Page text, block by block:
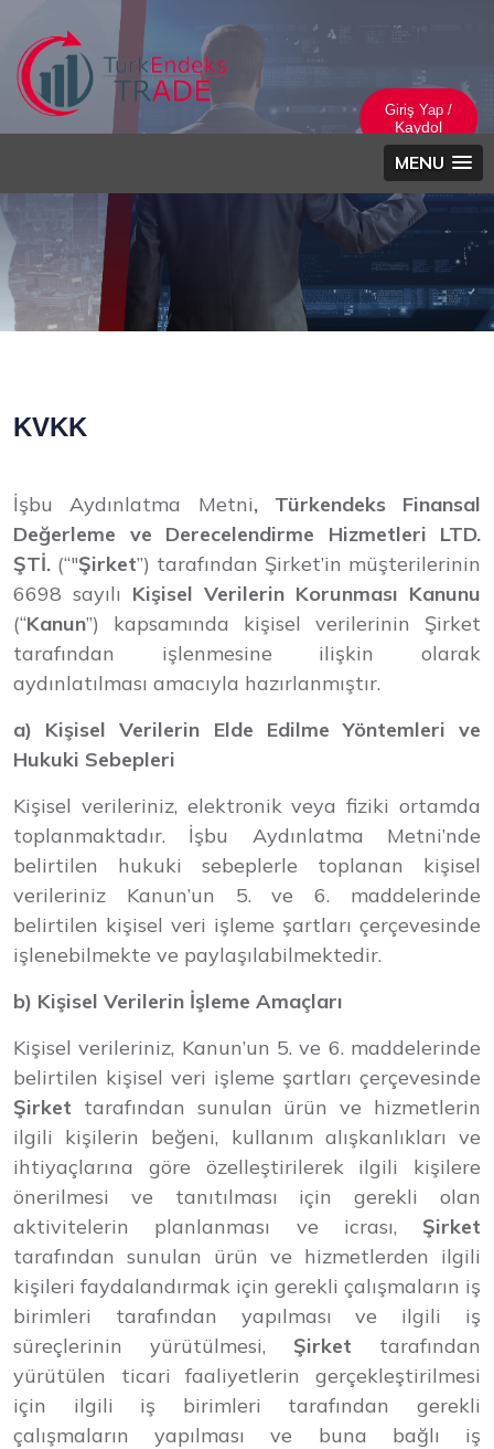
Giriş Yap /
Kaydol
MENU
KVKK
İşbu Aydınlatma Metni, Türkendeks Finansal
Değerleme ve Derecelendirme Hizmetleri LTD.
ŞTİ. (“"Şirket”) tarafından Şirket’in müşterilerinin
6698 sayılı Kişisel Verilerin Korunması Kanunu
(“Kanun”) kapsamında kişisel verilerinin Şirket
tarafından işlenmesine ilişkin olarak
aydınlatılması amacıyla hazırlanmıştır.
a) Kişisel Verilerin Elde Edilme Yöntemleri ve
Hukuki Sebepleri
Kişisel verileriniz, elektronik veya fiziki ortamda
toplanmaktadır. İşbu Aydınlatma Metni’nde
belirtilen hukuki sebeplerle toplanan kişisel
verileriniz Kanun’un 5. ve 6. maddelerinde
belirtilen kişisel veri işleme şartları çerçevesinde
işlenebilmekte ve paylaşılabilmektedir.
b) Kişisel Verilerin İşleme Amaçları
Kişisel verileriniz, Kanun’un 5. ve 6. maddelerinde
belirtilen kişisel veri işleme şartları çerçevesinde
Şirket tarafından sunulan ürün ve hizmetlerin
ilgili kişilerin beğeni, kullanım alışkanlıkları ve
ihtiyaçlarına göre özelleştirilerek ilgili kişilere
önerilmesi ve tanıtılması için gerekli olan
aktivitelerin planlanması ve icrası, Şirket
tarafından sunulan ürün ve hizmetlerden ilgili
kişileri faydalandırmak için gerekli çalışmaların iş
birimleri tarafından yapılması ve ilgili iş
süreçlerinin yürütülmesi, Şirket tarafından
yürütülen ticari faaliyetlerin gerçekleştirilmesi
için ilgili iş birimleri tarafından gerekli
çalışmaların yapılması ve buna bağlı iş